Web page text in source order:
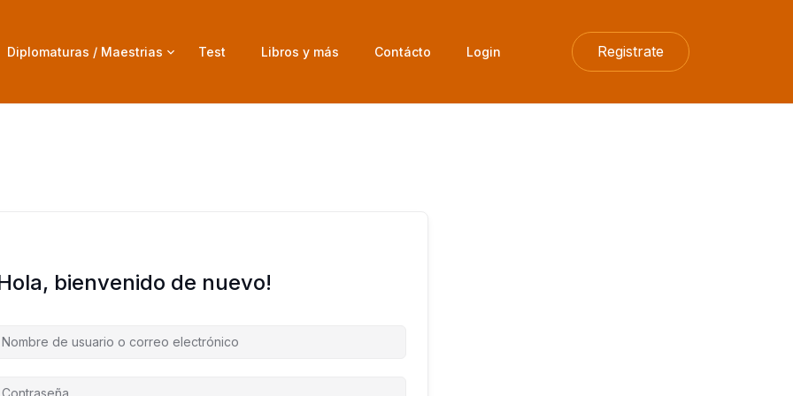
Diplomaturas / Maestrias Test Libros y más Contácto Login Registrate
bienvenido de nuevo!